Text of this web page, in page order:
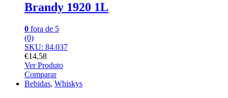
Brandy 1920 1L
0 fora de 5
(0)
SKU: 84.037
€14,58
Ver Produto
Comparar
Bebidas, Whiskys